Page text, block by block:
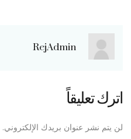
RejAdmin
اترك تعليقاً
لن يتم نشر عنوان بريدك الإلكتروني.